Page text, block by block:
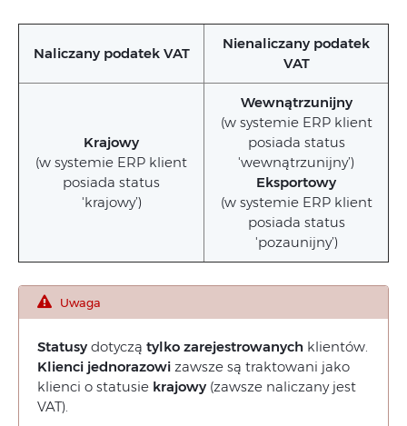
Naliczany podatek VAT
Nienaliczany podatek
VAT
Krajowy
(w systemie ERP klient
posiada status
'krajowy’)
Wewnątrzunijny
(w systemie ERP klient
posiada status
'wewnątrzunijny’)
Eksportowy
(w systemie ERP klient
posiada status
'pozaunijny’)
Uwaga
Statusy dotyczą tylko zarejestrowanych klientów.
Klienci jednorazowi zawsze są traktowani jako
klienci o statusie krajowy (zawsze naliczany jest
VAT).